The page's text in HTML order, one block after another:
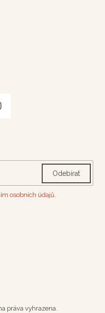
Odebírat
osobních údajů.
práva vyhrazena.